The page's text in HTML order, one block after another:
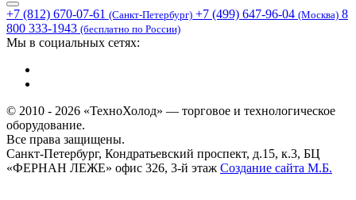
+7 (812) 670-07-61 (Санкт-Петербург) +7 (499) 647-96-04 (Москва) 8
800 333-1943 (бесплатно по России)
Мы в социальных сетях:
© 2010 - 2026 «ТехноХолод» — торговое и технологическое
оборудование.
Все права защищены.
Санкт-Петербург, Кондратьевский проспект, д.15, к.3, БЦ
«ФЕРНАН ЛЕЖЕ» офис 326, 3-й этаж Создание сайта М.Б.